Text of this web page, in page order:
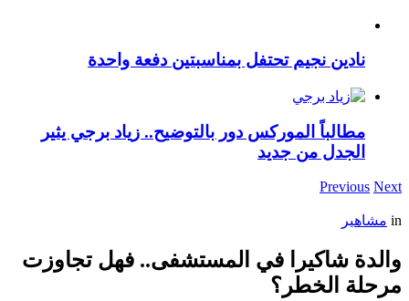
نادين نجيم تحتفل بمناسبتين دفعة واحدة
مطالباً الموركس دور بالتوضيح.. زياد برجي يثير
الجدل من جديد
Previous Next
in مشاهير
والدة شاكيرا في المستشفى.. فهل تجاوزت
مرحلة الخطر؟